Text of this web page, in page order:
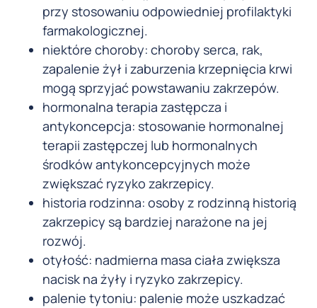
przy stosowaniu odpowiedniej profilaktyki
farmakologicznej.
niektóre choroby: choroby serca, rak,
zapalenie żył i zaburzenia krzepnięcia krwi
mogą sprzyjać powstawaniu zakrzepów.
hormonalna terapia zastępcza i
antykoncepcja: stosowanie hormonalnej
terapii zastępczej lub hormonalnych
środków antykoncepcyjnych może
zwiększać ryzyko zakrzepicy.
historia rodzinna: osoby z rodzinną historią
zakrzepicy są bardziej narażone na jej
rozwój.
otyłość: nadmierna masa ciała zwiększa
nacisk na żyły i ryzyko zakrzepicy.
palenie tytoniu: palenie może uszkadzać